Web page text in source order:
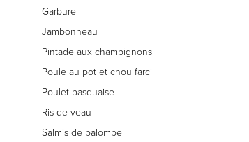
Garbure
Jambonneau
Pintade aux champignons
Poule au pot et chou farci
Poulet basquaise
Ris de veau
Salmis de palombe